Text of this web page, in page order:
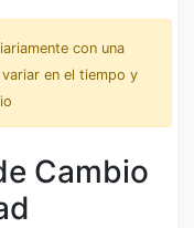
con una
en el tiempo y
Cambio